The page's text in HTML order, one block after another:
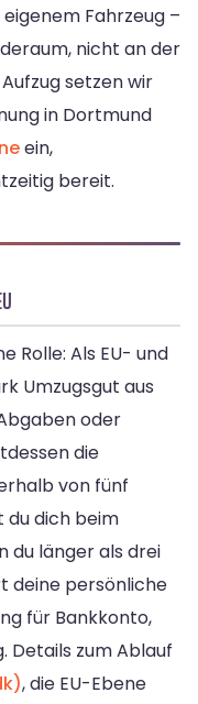
Fahrzeug –
nicht an der
setzen wir
in Dortmund
ein,
bereit.
Rolle: Als EU- und
Umzugsgut aus
oder
die
von fünf
du dich beim
du länger als drei
deine persönliche
für Bankkonto,
zum Ablauf
, die EU-Ebene